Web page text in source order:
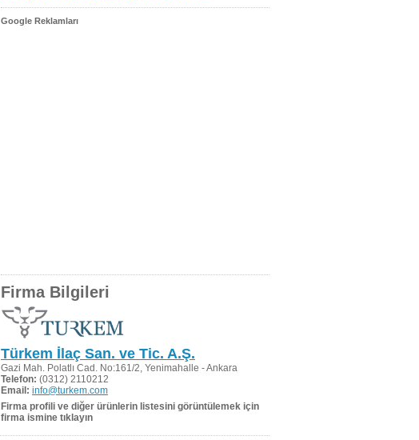
Google Reklamları
Firma Bilgileri
Türkem İlaç San. ve Tic. A.Ş.
Gazi Mah. Polatlı Cad. No:161/2, Yenimahalle - Ankara
Telefon: (0312) 2110212
Email: info@turkem.com
Firma profili ve diğer ürünlerin listesini görüntülemek için
firma ismine tıklayın